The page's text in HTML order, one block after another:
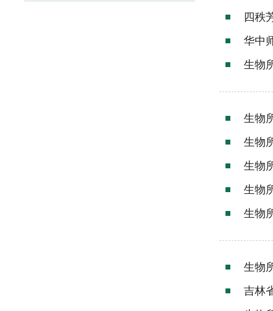
四秩
华中
生物
生物
生物
生物
生物
生物
生物
吉林